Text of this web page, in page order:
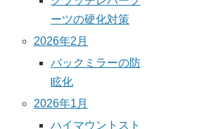
ーツの硬化対策
2026年2月
バックミラーの防
眩化
2026年1月
ハイマウントスト